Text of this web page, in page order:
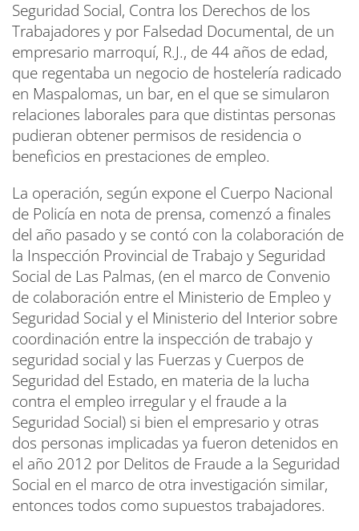
Seguridad Social, Contra los Derechos de los
Trabajadores y por Falsedad Documental, de un
empresario marroquí, R.J., de 44 años de edad,
que regentaba un negocio de hostelería radicado
en Maspalomas, un bar, en el que se simularon
relaciones laborales para que distintas personas
pudieran obtener permisos de residencia o
beneficios en prestaciones de empleo.
La operación, según expone el Cuerpo Nacional
de Policía en nota de prensa, comenzó a finales
del año pasado y se contó con la colaboración de
la Inspección Provincial de Trabajo y Seguridad
Social de Las Palmas, (en el marco de Convenio
de colaboración entre el Ministerio de Empleo y
Seguridad Social y el Ministerio del Interior sobre
coordinación entre la inspección de trabajo y
seguridad social y las Fuerzas y Cuerpos de
Seguridad del Estado, en materia de la lucha
contra el empleo irregular y el fraude a la
Seguridad Social) si bien el empresario y otras
dos personas implicadas ya fueron detenidos en
el año 2012 por Delitos de Fraude a la Seguridad
Social en el marco de otra investigación similar,
entonces todos como supuestos trabajadores.